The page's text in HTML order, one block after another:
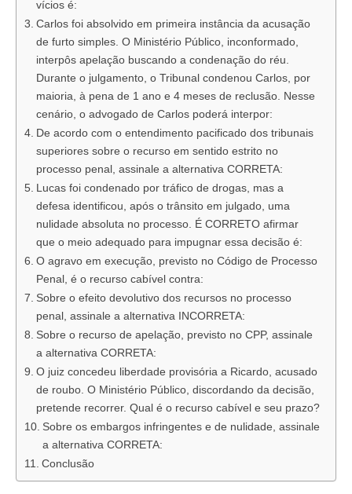
vícios é:
Carlos foi absolvido em primeira instância da acusação
de furto simples. O Ministério Público, inconformado,
interpôs apelação buscando a condenação do réu.
Durante o julgamento, o Tribunal condenou Carlos, por
maioria, à pena de 1 ano e 4 meses de reclusão. Nesse
cenário, o advogado de Carlos poderá interpor:
De acordo com o entendimento pacificado dos tribunais
superiores sobre o recurso em sentido estrito no
processo penal, assinale a alternativa CORRETA:
Lucas foi condenado por tráfico de drogas, mas a
defesa identificou, após o trânsito em julgado, uma
nulidade absoluta no processo. É CORRETO afirmar
que o meio adequado para impugnar essa decisão é:
O agravo em execução, previsto no Código de Processo
Penal, é o recurso cabível contra:
Sobre o efeito devolutivo dos recursos no processo
penal, assinale a alternativa INCORRETA:
Sobre o recurso de apelação, previsto no CPP, assinale
a alternativa CORRETA:
O juiz concedeu liberdade provisória a Ricardo, acusado
de roubo. O Ministério Público, discordando da decisão,
pretende recorrer. Qual é o recurso cabível e seu prazo?
Sobre os embargos infringentes e de nulidade, assinale
a alternativa CORRETA:
Conclusão